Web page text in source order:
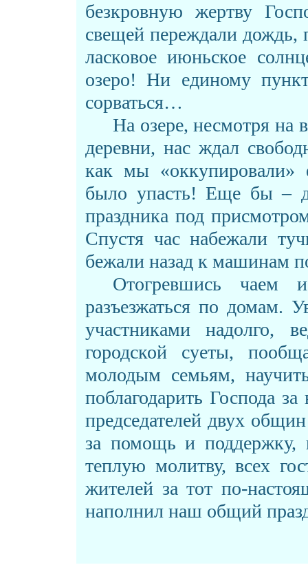
безкровную жертву
свещей переждали дождь,
ласковое июньское
озеро! Ни единому
сорваться…
На озере, несмотря на
деревни, нас ждал
как мы «оккупировали»
было упасть! Еще бы –
праздника под
Спустя час набежали
бежали назад к машинам
Отогревшись чаем
разъезжаться по домам.
участниками надолго,
городской суеты,
молодым семьям,
поблагодарить Господа
председателей двух
за помощь и поддержку,
теплую молитву, всех
жителей за тот по-
наполнил наш общий